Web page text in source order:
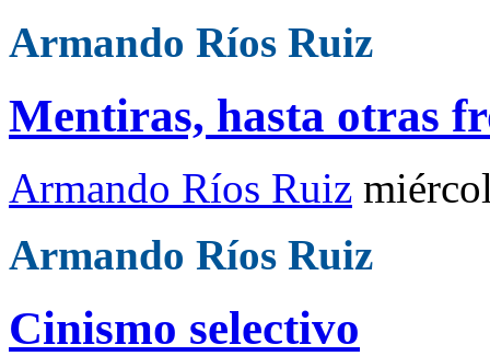
Armando Ríos Ruiz
Mentiras, hasta otras
Armando Ríos Ruiz
Armando Ríos Ruiz
Cinismo selectivo